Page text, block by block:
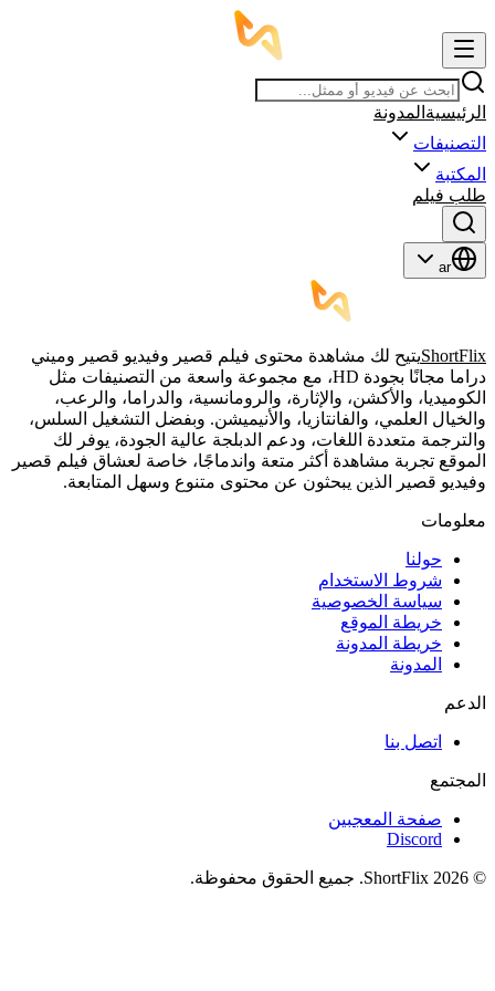
الرئيسية المدونة
التصنيفات
المكتبة
طلب فيلم
ar
ShortFlixيتيح لك مشاهدة محتوى فيلم قصير وفيديو قصير وميني
دراما مجانًا بجودة HD، مع مجموعة واسعة من التصنيفات مثل
الكوميديا، والأكشن، والإثارة، والرومانسية، والدراما، والرعب،
والخيال العلمي، والفانتازيا، والأنيميشن. وبفضل التشغيل السلس،
والترجمة متعددة اللغات، ودعم الدبلجة عالية الجودة، يوفر لك
الموقع تجربة مشاهدة أكثر متعة واندماجًا، خاصة لعشاق فيلم قصير
وفيديو قصير الذين يبحثون عن محتوى متنوع وسهل المتابعة.
معلومات
حولنا
شروط الاستخدام
سياسة الخصوصية
خريطة الموقع
خريطة المدونة
المدونة
الدعم
اتصل بنا
المجتمع
صفحة المعجبين
Discord
© 2026 ShortFlix. جميع الحقوق محفوظة.